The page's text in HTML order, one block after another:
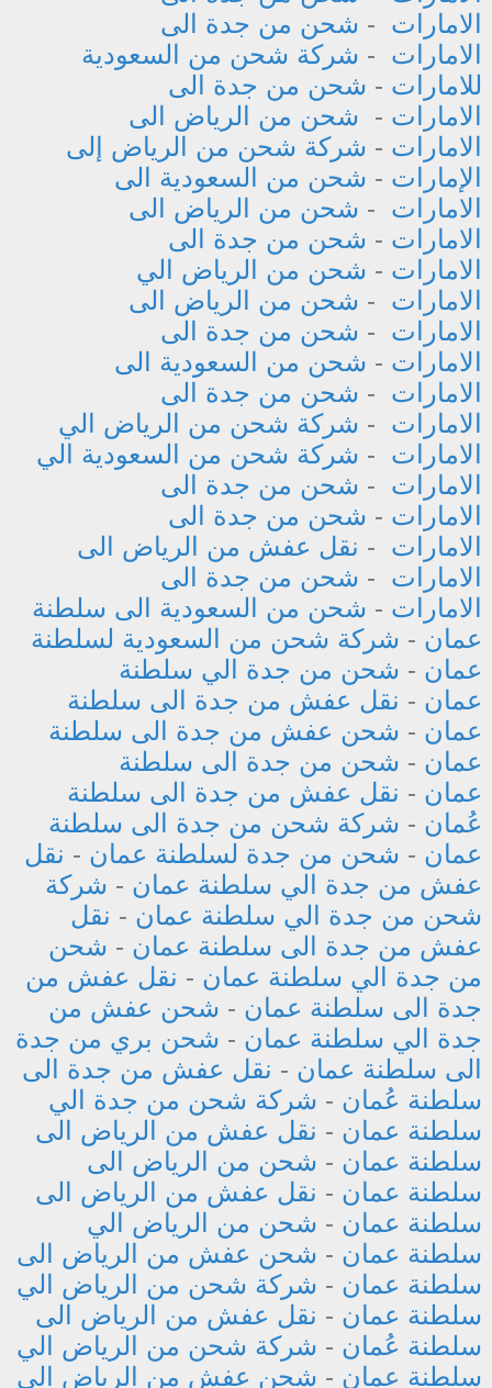
الامارات - شحن من جدة الى
الامارات - شركة شحن من السعودية
للامارات - شحن من جدة الى
الامارات - شحن من الرياض الى
الامارات - شركة شحن من الرياض إلى
الإمارات - شحن من السعودية الى
الامارات - شحن من الرياض الى
الامارات - شحن من جدة الى
الامارات - شحن من الرياض الي
الامارات - شحن من الرياض الى
الامارات - شحن من جدة الى
الامارات - شحن من السعودية الى
الامارات - شحن من جدة الى
الامارات - شركة شحن من الرياض الي
الامارات - شركة شحن من السعودية الي
الامارات - شحن من جدة الى
الامارات - شحن من جدة الى
الامارات - نقل عفش من الرياض الى
الامارات - شحن من جدة الى
الامارات - شحن من السعودية الى سلطنة
عمان - شركة شحن من السعودية لسلطنة
عمان - شحن من جدة الي سلطنة
عمان - نقل عفش من جدة الى سلطنة
عمان - شحن عفش من جدة الى سلطنة
عمان - شحن من جدة الى سلطنة
عمان - نقل عفش من جدة الى سلطنة
عُمان - شركة شحن من جدة الى سلطنة
عمان - شحن من جدة لسلطنة عمان - نقل
عفش من جدة الي سلطنة عمان - شركة
شحن من جدة الي سلطنة عمان - نقل
عفش من جدة الى سلطنة عمان - شحن
من جدة الي سلطنة عمان - نقل عفش من
جدة الى سلطنة عمان - شحن عفش من
جدة الي سلطنة عمان - شحن بري من جدة
الى سلطنة عمان - نقل عفش من جدة الى
سلطنة عُمان - شركة شحن من جدة الي
سلطنة عمان - نقل عفش من الرياض الى
سلطنة عمان - شحن من الرياض الى
سلطنة عمان - نقل عفش من الرياض الى
سلطنة عمان - شحن من الرياض الي
سلطنة عمان - شحن عفش من الرياض الى
سلطنة عمان - شركة شحن من الرياض الي
سلطنة عمان - نقل عفش من الرياض الى
سلطنة عُمان - شركة شحن من الرياض الي
سلطنة عمان - شحن عفش من الرياض الي